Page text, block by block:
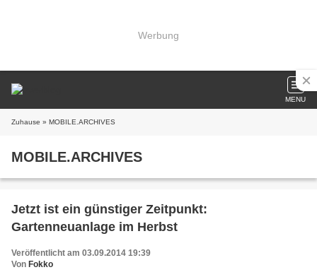
Werbung
MENU
Zuhause » MOBILE.ARCHIVES
MOBILE.ARCHIVES
Jetzt ist ein günstiger Zeitpunkt:
Gartenneuanlage im Herbst
Veröffentlicht am 03.09.2014 19:39
Von Fokko